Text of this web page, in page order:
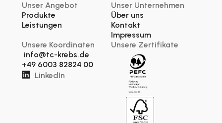
Unser Angebot
Produkte
Leistungen
Unser Unternehmen
Über uns
Kontakt
Impressum
Unsere Koordinaten
info@tc-krebs.de
+49 6003 82824 00
 LinkedIn
Unsere Zertifikate